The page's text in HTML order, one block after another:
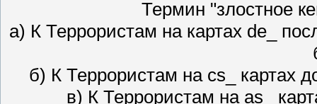
Термин "злостное
а) К Террористам на картах de_
б) К Террористам на cs_ картах
в) К Террористам на as_